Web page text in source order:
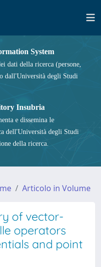
System
dati della ricerca (persone,
dall'Università degli Studi
Insubria
e dissemina le
dell'Università degli Studi
della ricerca.
Articolo in Volume
of vector-
operators
and point